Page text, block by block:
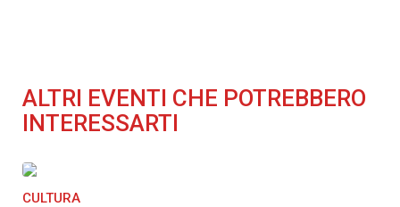
ALTRI EVENTI CHE POTREBBERO
INTERESSARTI
CULTURA